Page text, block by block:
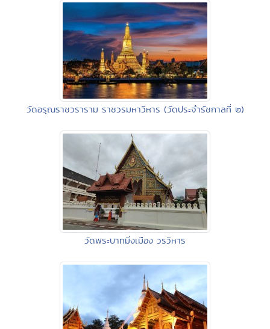
วัดอรุณราชวราราม ราชวรมหาวิหาร (วัดประจำรัชกาลที่ ๒)
วัดพระบาทมิ่งเมือง วรวิหาร